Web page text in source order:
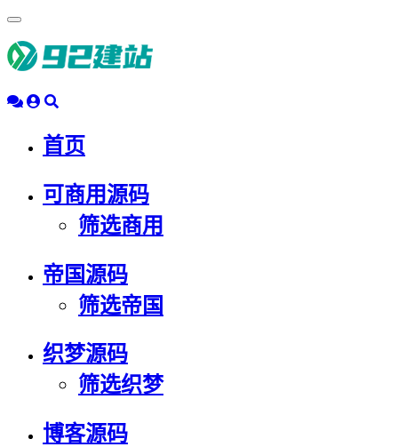
动
导
首页
可商用源码
筛选商用
帝国源码
筛选帝国
织梦源码
筛选织梦
博客源码